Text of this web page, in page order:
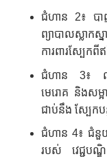
ជំហាន 2៖ ប
ព្យាបាលស្លាក
ការពារស្បែកពី
ជំហាន 3៖ លា
មេរោគ និងសម្អ
ជាប់នឹង ស្បែកប
ជំហាន 4៖ ជំនួ
របស់ វេជ្ជបណ្